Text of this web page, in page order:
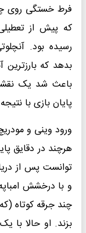
فرط خستگی روی
که پیش از
رسیده بود.
بدهد که
باعث شد یک
پایان بازی با نتیجه 1-2 نگه داشت.
ورود وینی و
هرچند در دقایق
توانست پس از
و با درخشش امباپه
چند جرقه کوتاه
بزند. او حالا